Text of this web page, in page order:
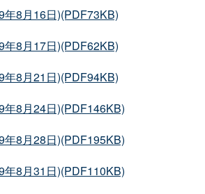
年8月16日)(PDF73KB)
年8月17日)(PDF62KB)
年8月21日)(PDF94KB)
年8月24日)(PDF146KB)
年8月28日)(PDF195KB)
年8月31日)(PDF110KB)